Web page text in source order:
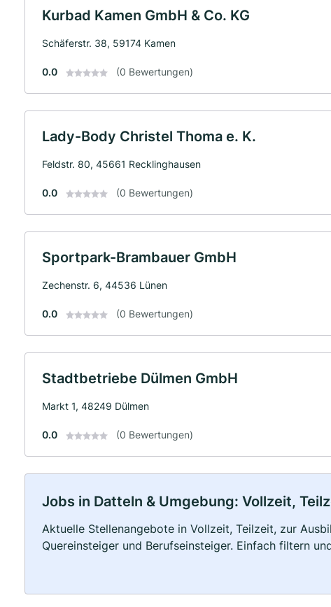
Kurbad Kamen GmbH & Co. KG
Schäferstr. 38, 59174 Kamen
0.0 (0 Bewertungen)
Lady-Body Christel Thoma e. K.
Feldstr. 80, 45661 Recklinghausen
0.0 (0 Bewertungen)
Sportpark-Brambauer GmbH
Zechenstr. 6, 44536 Lünen
0.0 (0 Bewertungen)
Stadtbetriebe Dülmen GmbH
Markt 1, 48249 Dülmen
0.0 (0 Bewertungen)
Jobs in Datteln & Umgebung: Vollzeit,
Aktuelle Stellenangebote in Vollzeit, Teilzeit, zur
Quereinsteiger und Berufseinsteiger. Einfach filtern